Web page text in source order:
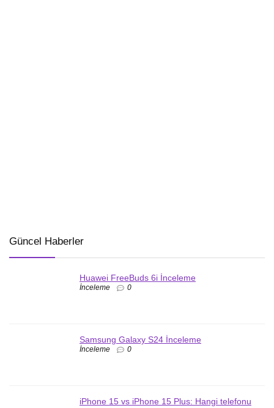
Güncel Haberler
Huawei FreeBuds 6i İnceleme
İnceleme 0
Samsung Galaxy S24 İnceleme
İnceleme 0
iPhone 15 vs iPhone 15 Plus: Hangi telefonu